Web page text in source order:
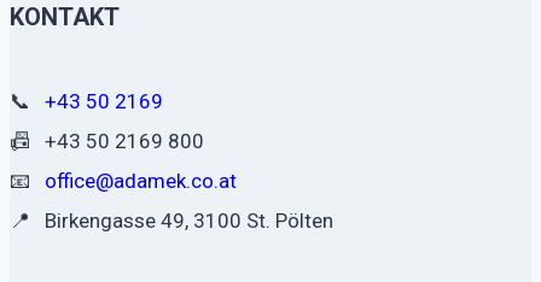
KONTAKT
📞
+43 50 2169
📠
+43 50 2169 800
📧
office@adamek.co.at
📍
Birkengasse 49, 3100 St. Pölten